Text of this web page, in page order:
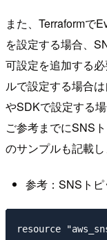
また、Terraformで
を設定する場合、
可設定を追加する
ルで設定する場合
やSDKで設定する
ご参考までにSNS
のサンプルも記載し
参考：SNSト
resource